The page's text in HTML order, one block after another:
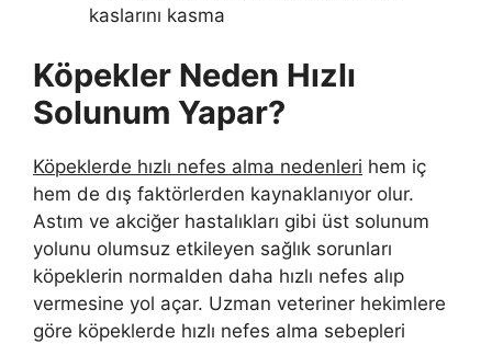
kaslarını kasma
Köpekler Neden Hızlı
Solunum Yapar?
Köpeklerde hızlı nefes alma nedenleri hem iç
hem de dış faktörlerden kaynaklanıyor olur.
Astım ve akciğer hastalıkları gibi üst solunum
yolunu olumsuz etkileyen sağlık sorunları
köpeklerin normalden daha hızlı nefes alıp
vermesine yol açar. Uzman veteriner hekimlere
göre köpeklerde hızlı nefes alma sebepleri